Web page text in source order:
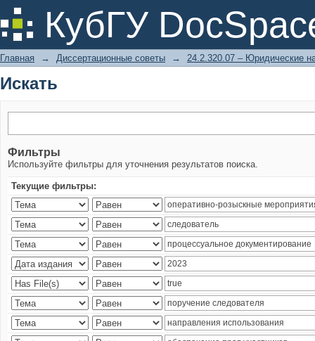
КубГУ
Искать
Главная → Диссертационные советы → 24.2.320.07 – Юридические
Искать
Фильтры
Используйте фильтры для уточнения результатов поиска.
Текущие фильтры: